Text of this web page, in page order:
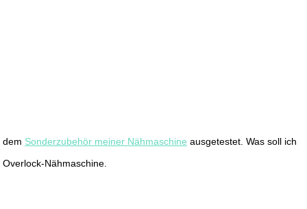
dem Sonderzubehör meiner Nähmaschine ausgetestet. Was soll ich
Nähmaschine.